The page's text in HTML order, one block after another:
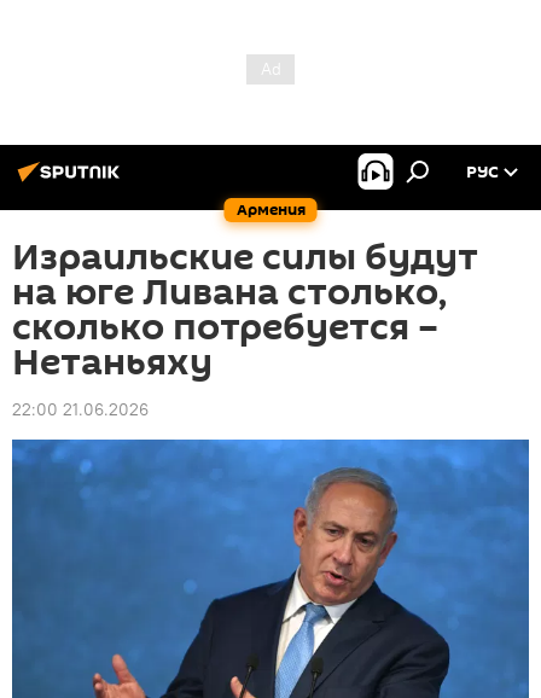
Армения
РУС
Израильские силы будут
на юге Ливана столько,
сколько потребуется –
Нетаньяху
22:00 21.06.2026